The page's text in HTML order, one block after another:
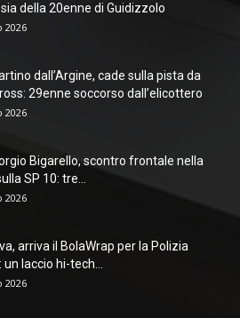
della 20enne di Guidizzolo
2026
dall’Argine, cade sulla pista da
29enne soccorso dall’elicottero
2026
Bigarello, scontro frontale nella
SP 10: tre...
2026
arriva il BolaWrap per la Polizia
un laccio hi-tech...
2026